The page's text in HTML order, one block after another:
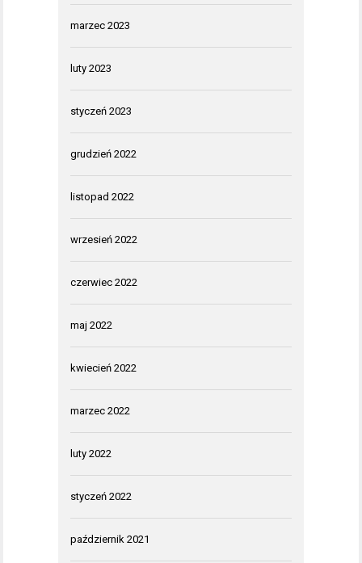
marzec 2023
luty 2023
styczeń 2023
grudzień 2022
listopad 2022
wrzesień 2022
czerwiec 2022
maj 2022
kwiecień 2022
marzec 2022
luty 2022
styczeń 2022
październik 2021